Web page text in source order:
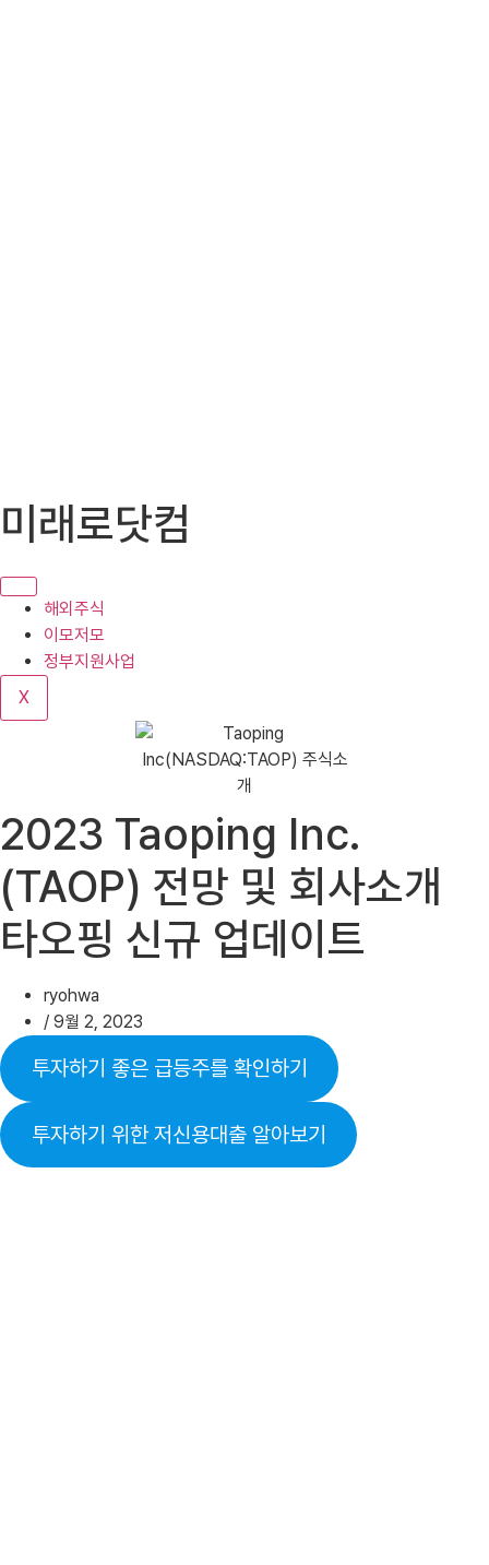
텐
로
기
미래로닷컴
해외주식
이모저모
정부지원사업
X
2023 Taoping Inc.
(TAOP) 전망 및 회사소개
타오핑 신규 업데이트
ryohwa
/ 9월 2, 2023
투자하기 좋은 급등주를 확인하기
투자하기 위한 저신용대출 알아보기